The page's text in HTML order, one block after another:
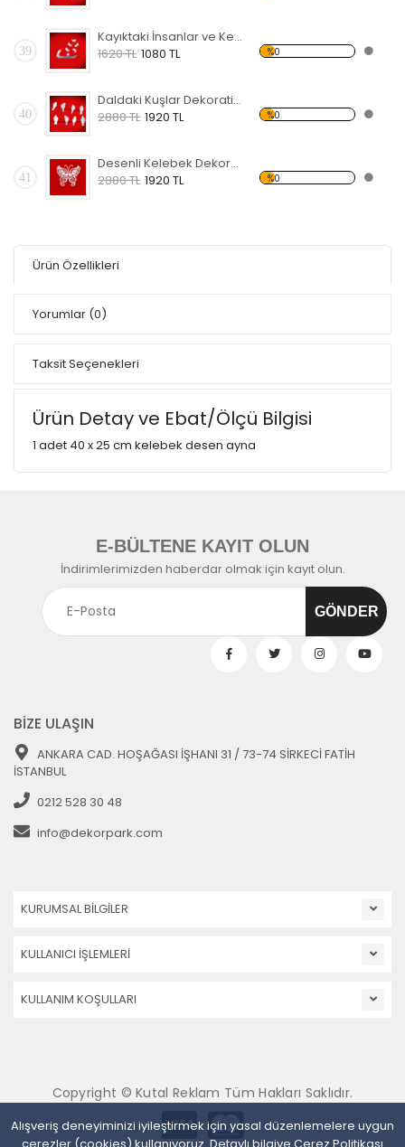
39
Kayıktaki İnsanlar ve Kelebekler Dekoratif Kırılmaz Ayna
1620 TL 1080 TL %0
40
Daldaki Kuşlar Dekoratif Kırılmaz Ayna
2880 TL 1920 TL %0
41
Desenli Kelebek Dekoratif Kırılmaz Ayna
2880 TL 1920 TL %0
Ürün Özellikleri
Yorumlar (0)
Taksit Seçenekleri
Ürün Detay ve Ebat/Ölçü Bilgisi
1 adet 40 x 25 cm kelebek desen ayna
Alışveriş deneyiminizi iyileştirmek için yasal düzenlemelere uygun
E-BÜLTENE KAYIT OLUN
İndirimlerimizden haberdar olmak için kayıt olun.
BİZE ULAŞIN
ANKARA CAD. HOŞAĞASI İŞHANI 31 / 73-74 SİRKECİ FATİH
İSTANBUL
0212 528 30 48
info@dekorpark.com
KURUMSAL BİLGİLER
KULLANICI İŞLEMLERİ
KULLANIM KOŞULLARI
Copyright © Kutal Reklam Tüm Hakları Saklıdır.